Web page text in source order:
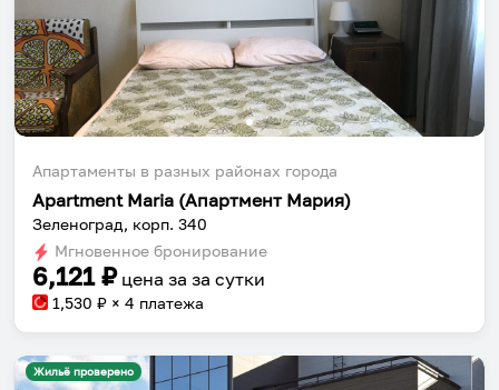
Апартаменты в разных районах города
Apartment Maria (Апартмент Мария)
Зеленоград, корп. 340
Мгновенное бронирование
6,121₽ цена за за сутки
1,530 ₽ × 4 платежа
Жильё проверено